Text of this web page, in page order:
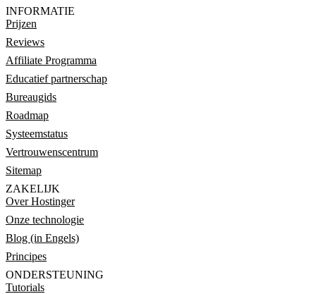
INFORMATIE
Prijzen
Reviews
Affiliate Programma
Educatief partnerschap
Bureaugids
Roadmap
Systeemstatus
Vertrouwenscentrum
Sitemap
ZAKELIJK
Over Hostinger
Onze technologie
Blog (in Engels)
Principes
ONDERSTEUNING
Tutorials